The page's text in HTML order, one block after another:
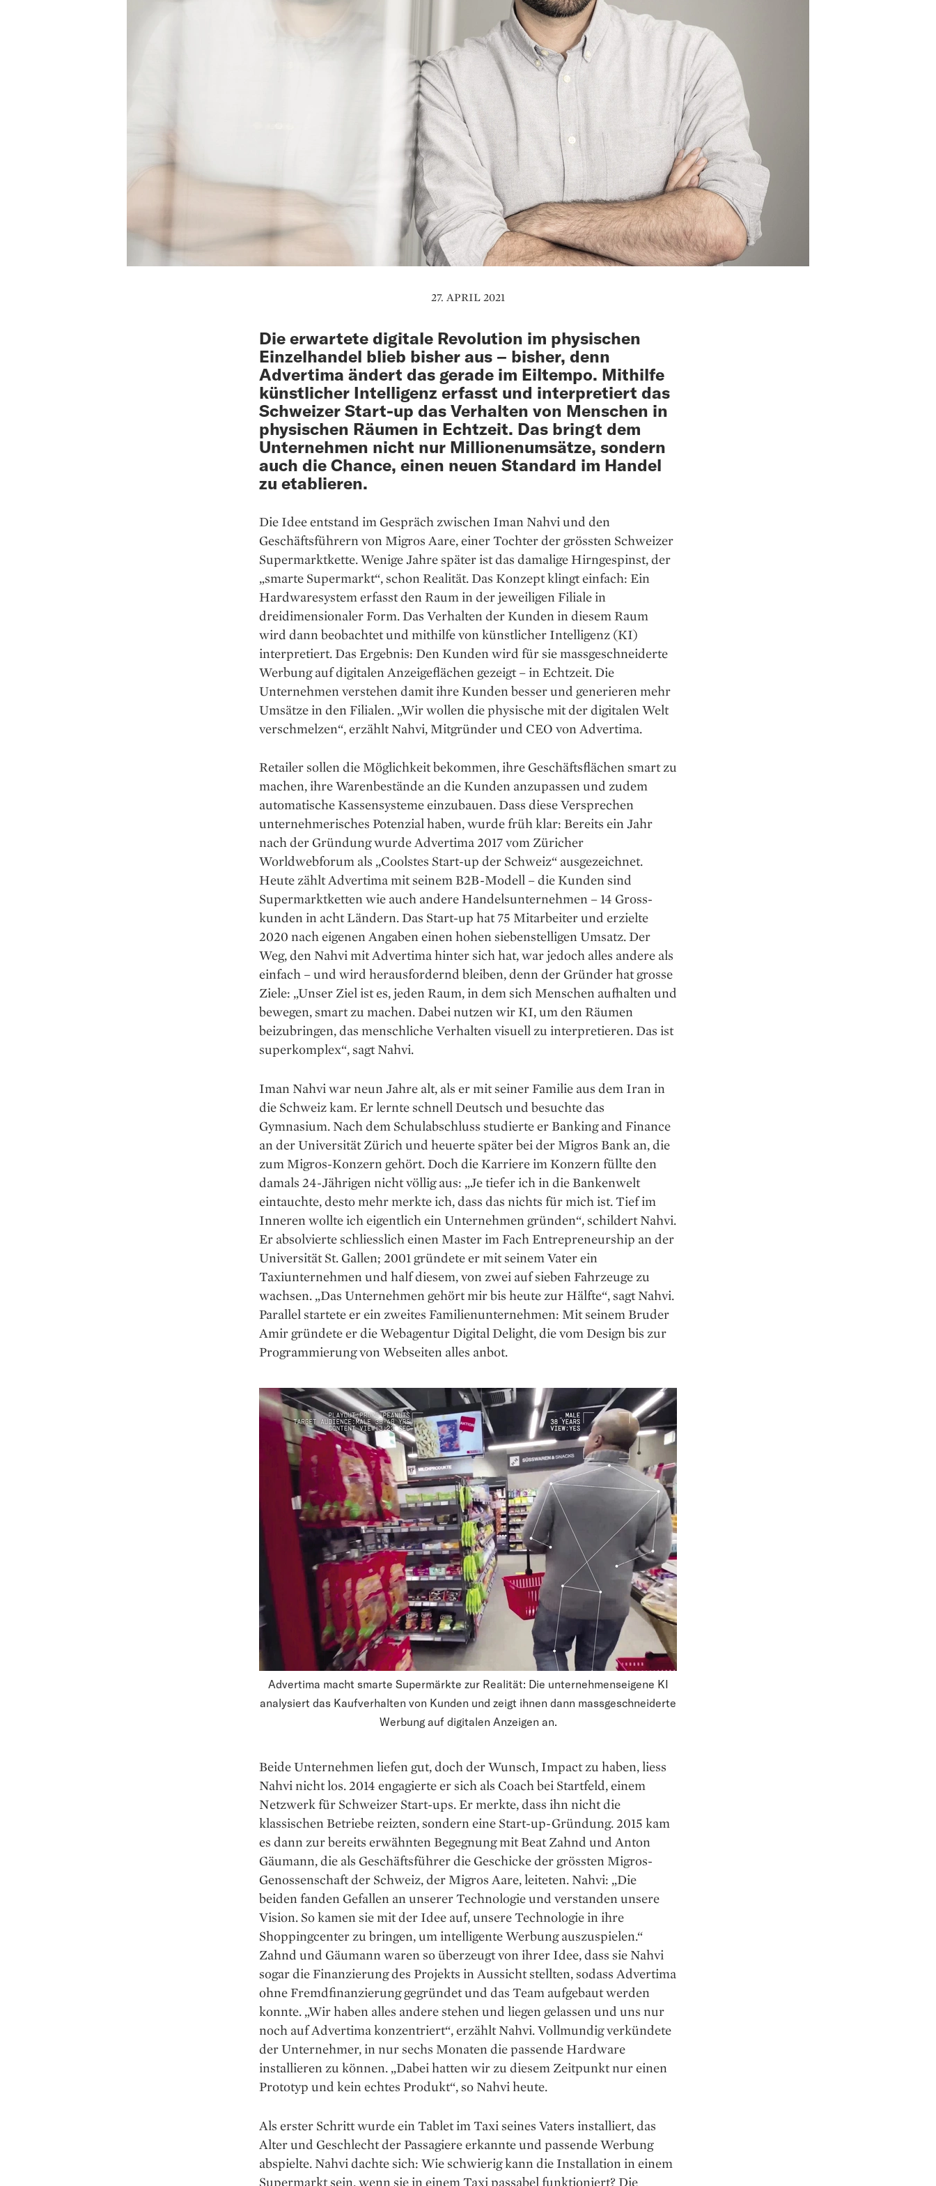
27. APRIL 2021
Die erwartete digitale Revolution im physischen
Einzelhandel blieb bisher aus – bisher, denn
Advertima ändert das gerade im Eiltempo. Mithilfe
künstlicher Intelligenz erfasst und interpretiert das
Schweizer Start-up das Verhalten von Menschen in
physischen Räumen in Echtzeit. Das bringt dem
Unternehmen nicht nur Millionenumsätze, sondern
auch die Chance, einen neuen Standard im Handel
zu etablieren.
Die Idee entstand im Gespräch zwi­schen Iman Nahvi und den
Geschäftsführern von Migros Aare, einer Tochter der grössten Schweizer
Supermarktkette. Wenige Jahre spä­ter ist das damalige Hirn­gespinst, ­der
„smarte Supermarkt“, schon Realität. Das Konzept klingt einfach: Ein
Hardwaresystem erfasst den Raum in der jeweiligen Filiale in
dreidimensionaler Form. Das Verhalten der Kunden in diesem Raum
wird dann beobachtet und mithilfe von künstlicher Intelligenz (KI)
interpretiert. Das Ergebnis: Den Kunden wird für sie massgeschneiderte
Werbung auf digitalen Anzeigeflächen gezeigt – in Echtzeit. Die
Unternehmen ver­stehen damit ihre Kunden besser und generieren mehr
Umsätze in den Filialen. „Wir wollen die physische mit der digitalen Welt
verschmelzen“, erzählt Nahvi, Mitgründer und CEO von Advertima.
Retailer sollen die Möglichkeit bekommen, ihre Geschäftsflächen smart zu
machen, ihre Waren­bestände an die Kunden anzupassen und zudem
automatische Kassen­systeme einzubauen. Dass diese Versprechen
unternehmerisches Potenzial haben, wurde früh klar: Bereits ein Jahr
nach der Gründung wurde Advertima 2017 vom Züricher
Worldwebforum als „Coolstes Start-up der Schweiz“ ausgezeichnet.
Heute zählt Advertima mit seinem B2B-Modell – die Kunden sind
Supermarktketten wie auch andere Handelsunternehmen – 14 Gross­
kunden in acht Ländern. Das Start-up hat 75 Mitarbeiter und erzielte
2020 nach eigenen Angaben einen hohen siebenstelligen Umsatz. Der
Weg, den Nahvi mit Advertima hinter sich hat, war jedoch alles andere als
einfach – und wird herausfordernd bleiben, denn der Gründer hat grosse
Ziele: „Unser Ziel ist es, jeden Raum, in dem sich Menschen aufhalten und
bewegen, smart zu machen. Dabei nutzen wir KI, um den Räumen
beizubringen, das menschliche Verhalten visuell zu interpretieren. Das ist
superkomplex“, sagt Nahvi.
Iman Nahvi war neun Jahre alt, als er mit seiner Familie aus dem Iran in
die Schweiz kam. Er lernte schnell Deutsch und besuchte das
Gymnasium. Nach dem Schul­abschluss studierte er Banking and Finance
an der Universität Zürich und heuerte später bei der Migros Bank an, die
zum Migros-Konzern gehört. Doch die Karriere im Konzern füllte den
damals 24-Jährigen nicht völlig aus: „Je tiefer ich in die Bankenwelt
eintauchte, desto mehr merkte ich, dass das nichts für mich ist. Tief im
Inneren wollte ich eigentlich ein Unternehmen gründen“, schildert Nahvi.
Er absolvierte schliesslich einen Master im Fach Entrepreneurship an der
Universität St. Gallen; 2001 gründete er mit seinem Vater ein
Taxiunternehmen und half diesem, von zwei auf sieben Fahr­zeuge zu
wachsen. „Das Unternehmen gehört mir bis heute zur Hälfte“, sagt Nahvi.
Parallel startete er ein zweites Familienunternehmen: Mit seinem Bruder
Amir gründete er die Webagentur Digital Delight, die vom Design bis zur
Programmierung von Webseiten alles anbot.
Advertima macht smarte Supermärkte zur Realität: Die unternehmenseigene KI
analysiert das Kaufverhalten von Kunden und zeigt ihnen dann massgeschneiderte
Werbung auf digitalen Anzeigen an.
Beide Unternehmen liefen gut, doch der Wunsch, Impact zu haben, liess
Nahvi nicht los. 2014 engagierte er sich als Coach bei Startfeld, einem
Netzwerk für Schweizer Start-ups. Er merkte, dass ihn nicht die
klassischen Betriebe reizten, sondern eine Start-up-Gründung. 2015 kam
es dann zur bereits erwähnten Begegnung mit Beat Zahnd und Anton
Gäumann, die als Geschäftsführer die Geschicke der grössten Migros-
Genossenschaft der Schweiz, der Migros Aare, leiteten. Nahvi: „Die
beiden fanden Gefallen an unserer Technologie und verstanden unsere
Vision. So kamen sie mit der Idee auf, unsere Techno­logie in ihre
Shoppingcenter zu bringen, um intelligente Werbung auszuspielen.“
Zahnd und Gäumann waren so überzeugt von ihrer Idee, dass sie Nahvi
sogar die Finanzierung des Projekts in Aussicht stellten, sodass Advertima
ohne Fremd­finanzierung gegründet und das Team aufgebaut werden
konnte. „Wir haben alles andere stehen und liegen gelassen und uns nur
noch auf Advertima konzentriert“, erzählt Nahvi. Vollmundig verkündete
der Unternehmer, in nur sechs Monaten die passende Hardware
installieren zu können. „Dabei hatten wir zu diesem Zeitpunkt nur einen
Prototyp und kein echtes Produkt“, so Nahvi heute.
Als erster Schritt wurde ein Tablet im Taxi seines Vaters installiert, das
Alter und Geschlecht der Passagiere erkannte und passende Werbung
abspielte. Nahvi dachte sich: Wie schwierig kann die Installation in einem
Supermarkt sein, wenn sie in einem Taxi passabel funktioniert? Die